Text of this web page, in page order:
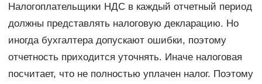
Налогоплательщики НДС в каждый отчетный период
должны представлять налоговую декларацию. Но
иногда бухгалтера допускают ошибки, поэтому
отчетность приходится уточнять. Иначе налоговая
посчитает, что не полностью уплачен налог. Поэтому